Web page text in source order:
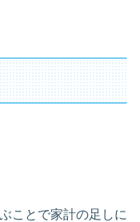
ことで家計の足しに